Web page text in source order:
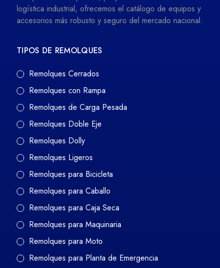
logística industrial, ofrecemos el catálogo de equipos y
accesorios más robusto y seguro del mercado nacional.
TIPOS DE REMOLQUES
Remolques Cerrados
Remolques con Rampa
Remolques de Carga Pesada
Remolques Doble Eje
Remolques Dolly
Remolques Ligeros
Remolques para Bicicleta
Remolques para Caballo
Remolques para Caja Seca
Remolques para Maquinaria
Remolques para Moto
Remolques para Planta de Emergencia